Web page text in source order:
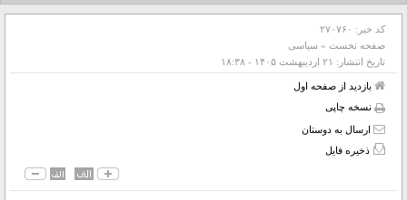
کد خبر: ۲۷۰۷۶۰
صفحه نخست » سیاسی
تاریخ انتشار: ۲۱ ارديبهشت ۱۴۰۵ - ۱۸:۳۸
بازدید از صفحه اول
نسخه چاپی
ارسال به دوستان
ذخیره فایل